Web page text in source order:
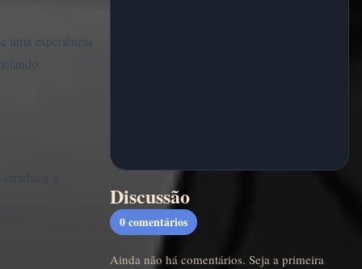
uma experiência
Discussão
0 comentários
Ainda não há comentários. Seja a primeira